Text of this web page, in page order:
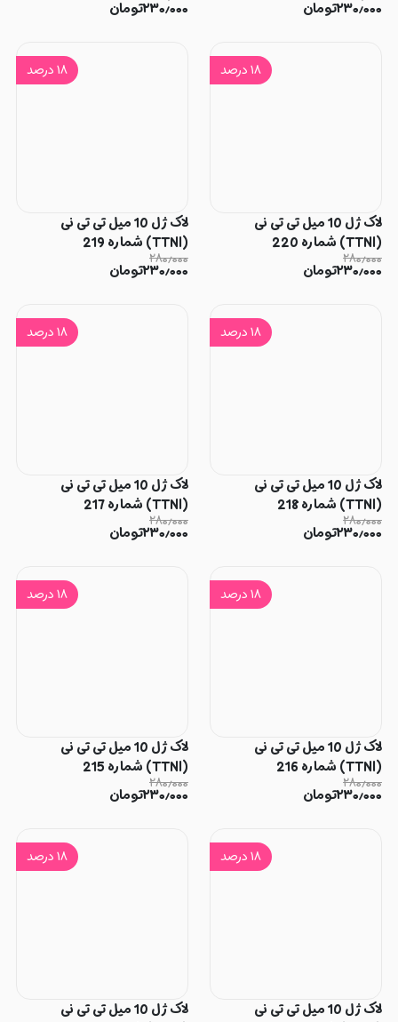
۲۳۰٫۰۰۰تومان ۲۳۰٫۰۰۰تومان
۱۸درصد
لاک ژل 10 میل تی تی نی
(TTNI) شماره 220
۲۸۰٫۰۰۰
۲۳۰٫۰۰۰تومان
۱۸درصد
لاک ژل 10 میل تی تی نی
(TTNI) شماره 219
۲۸۰٫۰۰۰
۲۳۰٫۰۰۰تومان
۱۸درصد
لاک ژل 10 میل تی تی نی
(TTNI) شماره 218
۲۸۰٫۰۰۰
۲۳۰٫۰۰۰تومان
۱۸درصد
لاک ژل 10 میل تی تی نی
(TTNI) شماره 217
۲۸۰٫۰۰۰
۲۳۰٫۰۰۰تومان
۱۸درصد
لاک ژل 10 میل تی تی نی
(TTNI) شماره 216
۲۸۰٫۰۰۰
۲۳۰٫۰۰۰تومان
۱۸درصد
لاک ژل 10 میل تی تی نی
(TTNI) شماره 215
۲۸۰٫۰۰۰
۲۳۰٫۰۰۰تومان
۱۸درصد
لاک ژل 10 میل تی تی نی
۱۸درصد
لاک ژل 10 میل تی تی نی